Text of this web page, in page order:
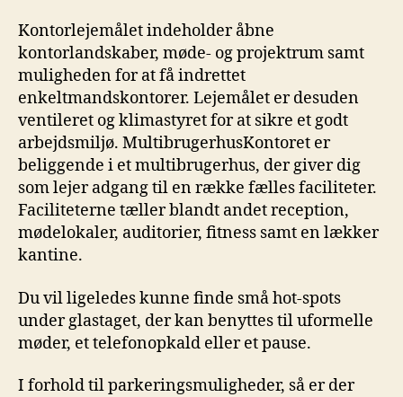
Kontorlejemålet indeholder åbne
kontorlandskaber, møde- og projektrum samt
muligheden for at få indrettet
enkeltmandskontorer. Lejemålet er desuden
ventileret og klimastyret for at sikre et godt
arbejdsmiljø. MultibrugerhusKontoret er
beliggende i et multibrugerhus, der giver dig
som lejer adgang til en række fælles faciliteter.
Faciliteterne tæller blandt andet reception,
mødelokaler, auditorier, fitness samt en lækker
kantine.
Du vil ligeledes kunne finde små hot-spots
under glastaget, der kan benyttes til uformelle
møder, et telefonopkald eller et pause.
I forhold til parkeringsmuligheder, så er der